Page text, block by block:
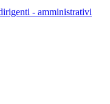
- amministrativi